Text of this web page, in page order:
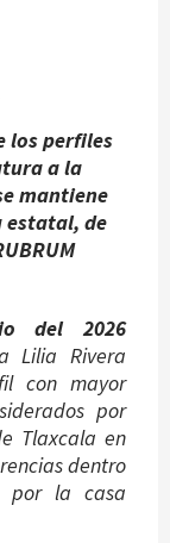
los perfiles
a la
mantiene
estatal, de
del 2026
Lilia Rivera
con mayor
por
Tlaxcala en
dentro
por la casa